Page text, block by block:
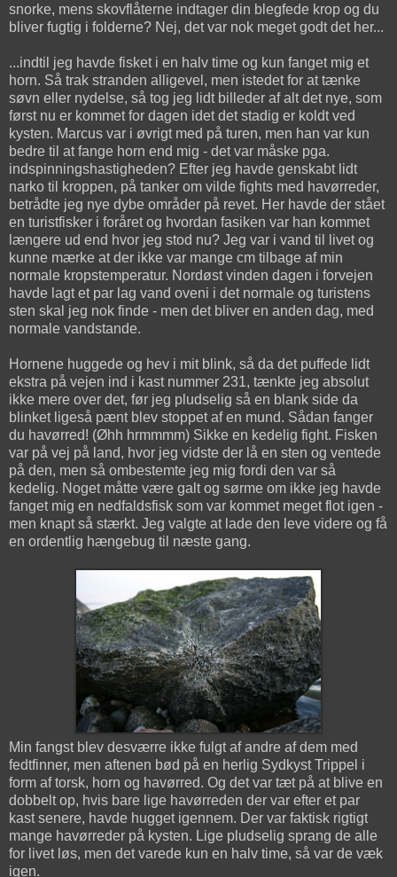
snorke, mens skovflåterne indtager din blegfede krop og du
bliver fugtig i folderne? Nej, det var nok meget godt det her...
...indtil jeg havde fisket i en halv time og kun fanget mig et
horn. Så trak stranden alligevel, men istedet for at tænke
søvn eller nydelse, så tog jeg lidt billeder af alt det nye, som
først nu er kommet for dagen idet det stadig er koldt ved
kysten. Marcus var i øvrigt med på turen, men han var kun
bedre til at fange horn end mig - det var måske pga.
indspinningshastigheden? Efter jeg havde genskabt lidt
narko til kroppen, på tanker om vilde fights med havørreder,
betrådte jeg nye dybe områder på revet. Her havde der stået
en turistfisker i foråret og hvordan fasiken var han kommet
længere ud end hvor jeg stod nu? Jeg var i vand til livet og
kunne mærke at der ikke var mange cm tilbage af min
normale kropstemperatur. Nordøst vinden dagen i forvejen
havde lagt et par lag vand oveni i det normale og turistens
sten skal jeg nok finde - men det bliver en anden dag, med
normale vandstande.
Hornene huggede og hev i mit blink, så da det puffede lidt
ekstra på vejen ind i kast nummer 231, tænkte jeg absolut
ikke mere over det, før jeg pludselig så en blank side da
blinket ligeså pænt blev stoppet af en mund. Sådan fanger
du havørred! (Øhh hrmmmm) Sikke en kedelig fight. Fisken
var på vej på land, hvor jeg vidste der lå en sten og ventede
på den, men så ombestemte jeg mig fordi den var så
kedelig. Noget måtte være galt og sørme om ikke jeg havde
fanget mig en nedfaldsfisk som var kommet meget flot igen -
men knapt så stærkt. Jeg valgte at lade den leve videre og få
en ordentlig hængebug til næste gang.
Min fangst blev desværre ikke fulgt af andre af dem med
fedtfinner, men aftenen bød på en herlig Sydkyst Trippel i
form af torsk, horn og havørred. Og det var tæt på at blive en
dobbelt op, hvis bare lige havørreden der var efter et par
kast senere, havde hugget igennem. Der var faktisk rigtigt
mange havørreder på kysten. Lige pludselig sprang de alle
for livet løs, men det varede kun en halv time, så var de væk
igen.